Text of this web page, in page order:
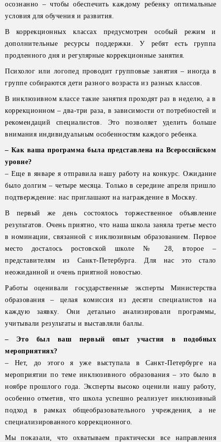
осознанно – чтобы обеспечить каждому ребенку оптимальные
условия для обучения и развития.
В коррекционных классах предусмотрен особый режим и
дополнительные ресурсы поддержки. У ребят есть группа
продленного дня и регулярные коррекционные занятия.
Психолог или логопед проводит групповые занятия – иногда в
группе собираются дети разного возраста из разных классов.
В инклюзивном классе такие занятия проходят раз в неделю, а в
коррекционном – два-три раза, в зависимости от потребностей и
рекомендаций специалистов. Это позволяет уделить больше
внимания индивидуальным особенностям каждого ребенка.
– Как ваша программа была представлена на Всероссийском
уровне?
– Еще в январе я отправила нашу работу на конкурс. Ожидание
было долгим – четыре месяца. Только в середине апреля пришло
подтверждение: нас приглашают на награждение в Москву.
В первый же день состоялось торжественное объявление
результатов. Очень приятно, что наша школа заняла третье место
в номинации, связанной с инклюзивным образованием. Первое
место досталось ростовской школе № 28, второе –
представителям из Санкт-Петербурга. Для нас это стало
неожиданной и очень приятной новостью.
Работы оценивали государственные эксперты Министерства
образования – целая комиссия из десяти специалистов на
каждую заявку. Они детально анализировали программы,
учитывали результаты и выставляли баллы.
– Это был ваш первый опыт участия в подобных
мероприятиях?
– Нет, до этого я уже выступала в Санкт-Петербурге на
мероприятии по теме инклюзивного образования – это было в
ноябре прошлого года. Эксперты высоко оценили нашу работу,
особенно отметив, что школа успешно реализует инклюзивный
подход в рамках общеобразовательного учреждения, а не
специализированного коррекционного.
Мы показали, что охватываем практически все направления